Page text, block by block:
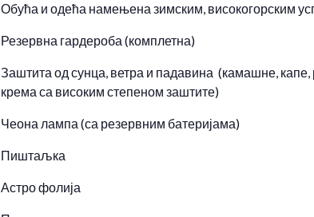
Обућа и одећа намењена зимским, високогорским
Резервна гардероба (комплетна)
Заштита од сунца, ветра и падавина (камашне,
крема са високим степеном заштите)
Чеона лампа (са резервним батеријама)
Пиштаљка
Астро фолија